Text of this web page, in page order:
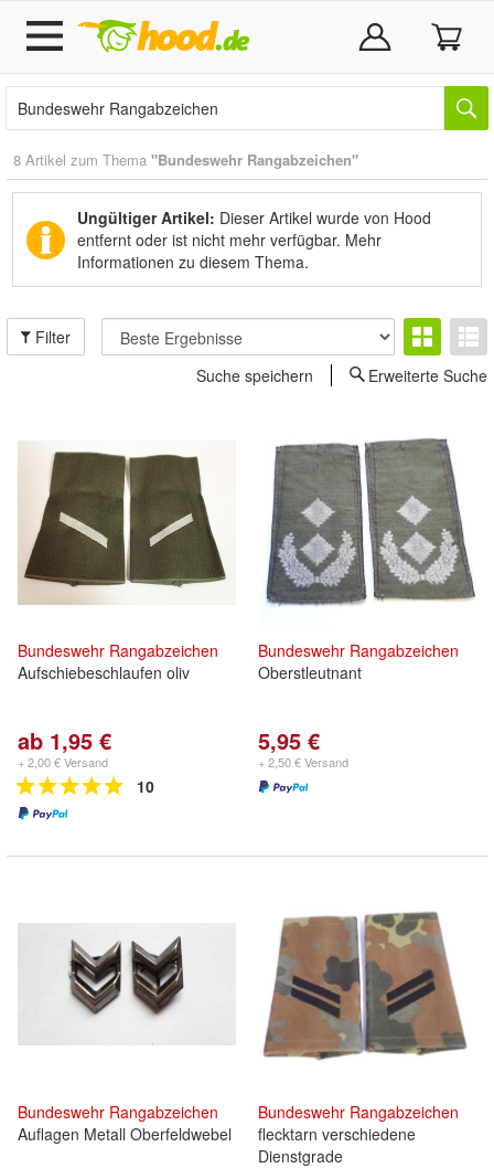
8 Artikel zum Thema "Bundeswehr Rangabzeichen"
Ungültiger Artikel: Dieser Artikel wurde von Hood
entfernt oder ist nicht mehr verfügbar. Mehr
Informationen zu diesem Thema.
Filter
Suche speichern
Erweiterte Suche
Bundeswehr Rangabzeichen
Aufschiebeschlaufen oliv
ab 1,95 €
+ 2,00 € Versand
10
Bundeswehr Rangabzeichen
Oberstleutnant
5,95 €
+ 2,50 € Versand
Bundeswehr Rangabzeichen
Auflagen Metall Oberfeldwebel
Bundeswehr Rangabzeichen
flecktarn verschiedene
Dienstgrade